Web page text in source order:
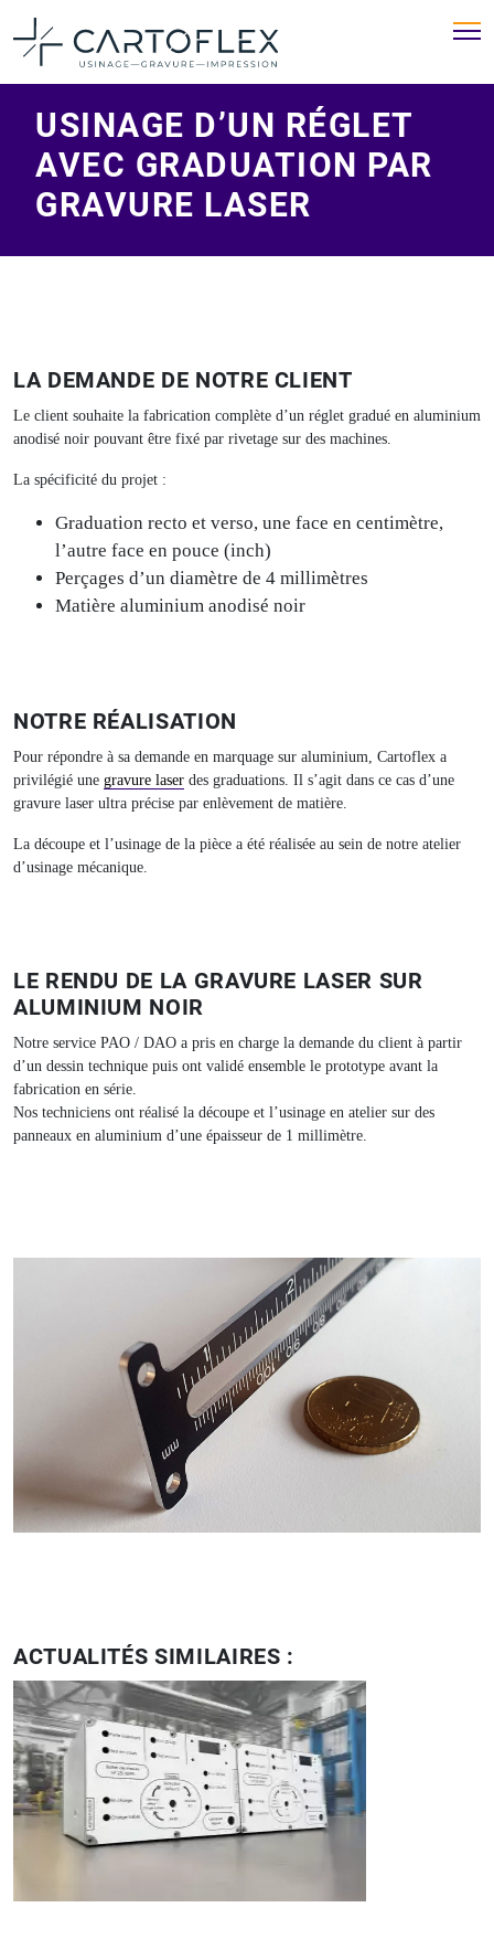
USINAGE D’UN RÉGLET
AVEC GRADUATION PAR
GRAVURE LASER
LA DEMANDE DE NOTRE CLIENT
Le client souhaite la fabrication complète d’un réglet gradué en aluminium
anodisé noir pouvant être fixé par rivetage sur des machines.
La spécificité du projet :
Graduation recto et verso, une face en centimètre,
l’autre face en pouce (inch)
Perçages d’un diamètre de 4 millimètres
Matière aluminium anodisé noir
NOTRE RÉALISATION
Pour répondre à sa demande en marquage sur aluminium, Cartoflex a
privilégié une gravure laser des graduations. Il s’agit dans ce cas d’une
gravure laser ultra précise par enlèvement de matière.
La découpe et l’usinage de la pièce a été réalisée au sein de notre atelier
d’usinage mécanique.
LE RENDU DE LA GRAVURE LASER SUR
ALUMINIUM NOIR
Notre service PAO / DAO a pris en charge la demande du client à partir
d’un dessin technique puis ont validé ensemble le prototype avant la
fabrication en série.
Nos techniciens ont réalisé la découpe et l’usinage en atelier sur des
panneaux en aluminium d’une épaisseur de 1 millimètre.
ACTUALITÉS SIMILAIRES :